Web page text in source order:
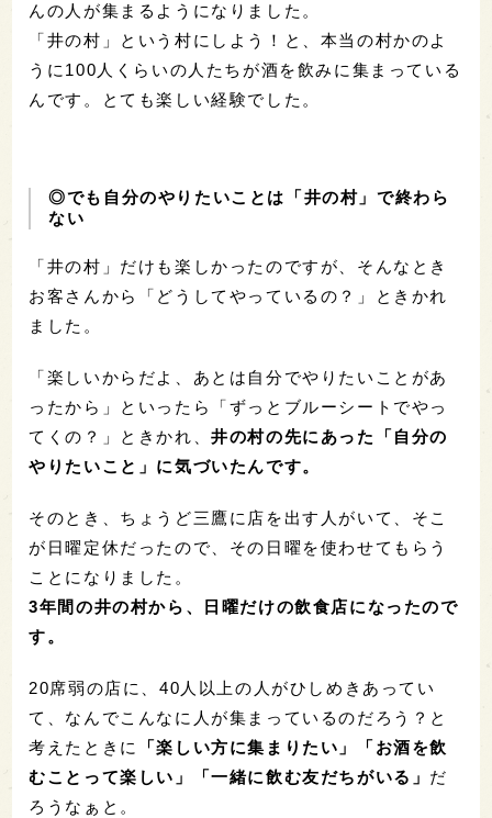
んの人が集まるようになりました。
「井の村」という村にしよう！と、本当の村かのよ
うに100人くらいの人たちが酒を飲みに集まっている
んです。とても楽しい経験でした。
◎でも自分のやりたいことは「井の村」で終わら
ない
「井の村」だけも楽しかったのですが、そんなとき
お客さんから「どうしてやっているの？」ときかれ
ました。
「楽しいからだよ、あとは自分でやりたいことがあ
ったから」といったら「ずっとブルーシートでやっ
てくの？」ときかれ、井の村の先にあった「自分の
やりたいこと」に気づいたんです。
そのとき、ちょうど三鷹に店を出す人がいて、そこ
が日曜定休だったので、その日曜を使わせてもらう
ことになりました。
3年間の井の村から、日曜だけの飲食店になったので
す。
20席弱の店に、40人以上の人がひしめきあってい
て、なんでこんなに人が集まっているのだろう？と
考えたときに
「楽しい方に集まりたい」「お酒を飲
むことって楽しい」「一緒に飲む友だちがいる」 だ
ろうなぁと。